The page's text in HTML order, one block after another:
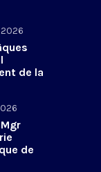
de la
de